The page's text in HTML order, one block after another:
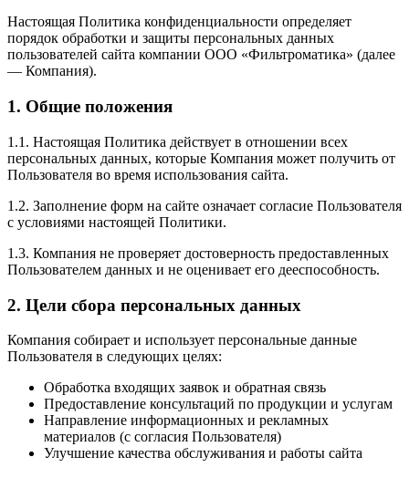
Настоящая Политика конфиденциальности определяет
порядок обработки и защиты персональных данных
пользователей сайта компании ООО «Фильтроматика» (далее
— Компания).
1. Общие положения
1.1. Настоящая Политика действует в отношении всех
персональных данных, которые Компания может получить от
Пользователя во время использования сайта.
1.2. Заполнение форм на сайте означает согласие Пользователя
с условиями настоящей Политики.
1.3. Компания не проверяет достоверность предоставленных
Пользователем данных и не оценивает его дееспособность.
2. Цели сбора персональных данных
Компания собирает и использует персональные данные
Пользователя в следующих целях:
Обработка входящих заявок и обратная связь
Предоставление консультаций по продукции и услугам
Направление информационных и рекламных
материалов (с согласия Пользователя)
Улучшение качества обслуживания и работы сайта